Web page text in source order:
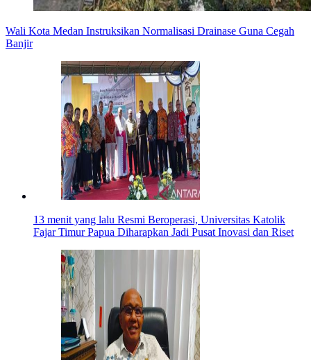
Wali Kota Medan Instruksikan Normalisasi Drainase Guna Cegah
Banjir
13 menit yang lalu Resmi Beroperasi, Universitas Katolik
Fajar Timur Papua Diharapkan Jadi Pusat Inovasi dan Riset